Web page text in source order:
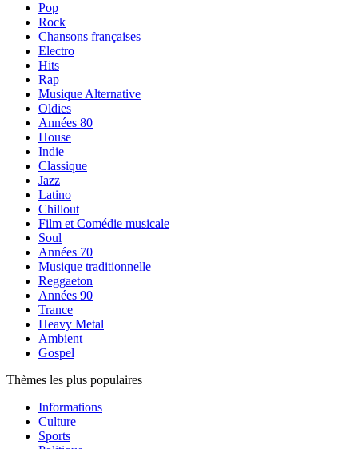
Pop
Rock
Chansons françaises
Electro
Hits
Rap
Musique Alternative
Oldies
Années 80
House
Indie
Classique
Jazz
Latino
Chillout
Film et Comédie musicale
Soul
Années 70
Musique traditionnelle
Reggaeton
Années 90
Trance
Heavy Metal
Ambient
Gospel
Thèmes les plus populaires
Informations
Culture
Sports